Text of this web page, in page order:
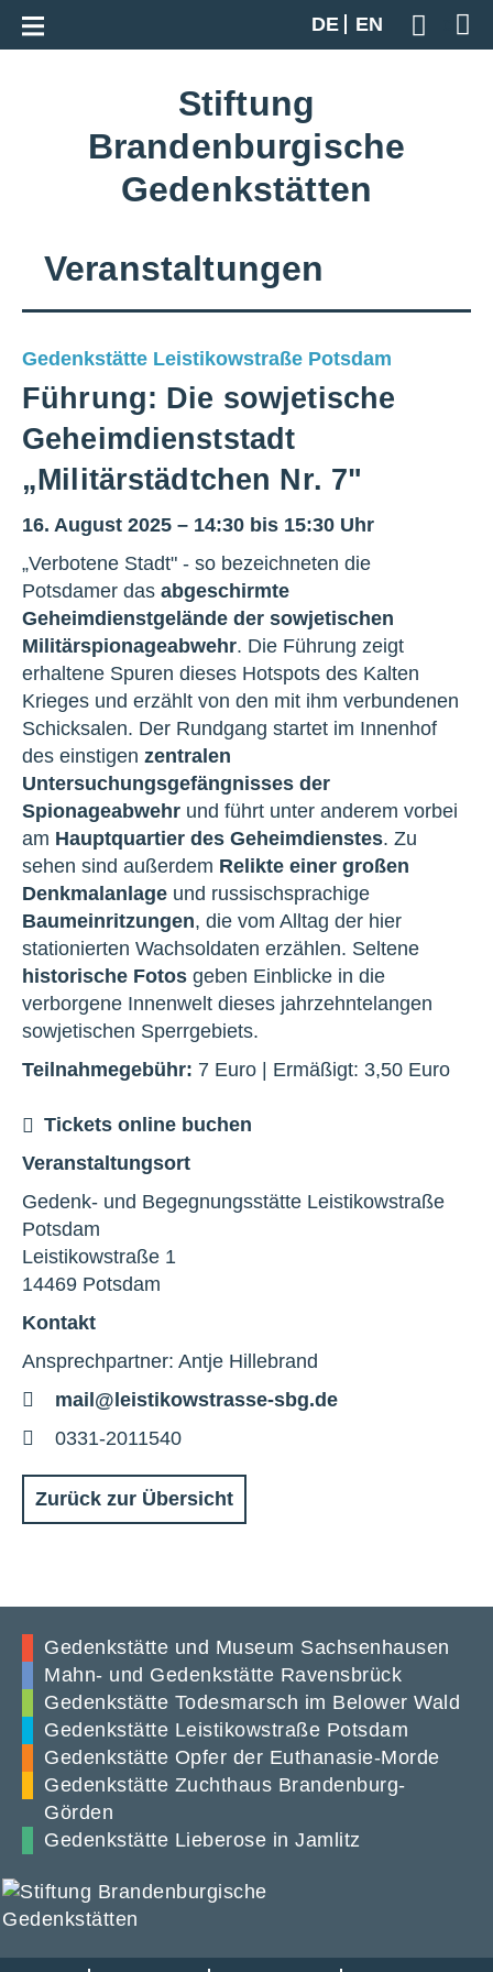
DE
EN
Geben
Zur Gesamtübersicht
Stiftung
Brandenburgische
Gedenkstätten
Veranstaltungen
Gedenkstätte Leistikowstraße Potsdam
Führung: Die sowjetische
Geheimdienststadt
„Militärstädtchen Nr. 7"
16. August 2025 – 14:30 bis 15:30 Uhr
„Verbotene Stadt" - so bezeichneten die
Potsdamer das abgeschirmte
Geheimdienstgelände der sowjetischen
Militärspionageabwehr. Die Führung zeigt
erhaltene Spuren dieses Hotspots des Kalten
Krieges und erzählt von den mit ihm verbundenen
Schicksalen. Der Rundgang startet im Innenhof
des einstigen zentralen
Untersuchungsgefängnisses der
Spionageabwehr und führt unter anderem vorbei
am Hauptquartier des Geheimdienstes. Zu
sehen sind außerdem Relikte einer großen
Denkmalanlage und russischsprachige
Baumeinritzungen, die vom Alltag der hier
stationierten Wachsoldaten erzählen. Seltene
historische Fotos geben Einblicke in die
verborgene Innenwelt dieses jahrzehntelangen
sowjetischen Sperrgebiets.
Teilnahmegebühr: 7 Euro | Ermäßigt: 3,50 Euro
Tickets online buchen
Veranstaltungsort
Gedenk- und Begegnungsstätte Leistikowstraße
Potsdam
Leistikowstraße 1
14469 Potsdam
Kontakt
Ansprechpartner: Antje Hillebrand
E-
Mail
mail@leistikowstrasse-sbg.de
Telefon
0331-2011540
Zurück zur Übersicht
Gedenkstätte und Museum Sachsenhausen
Mahn- und Gedenkstätte Ravensbrück
Gedenkstätte Todesmarsch im Belower Wald
Gedenkstätte Leistikowstraße Potsdam
Gedenkstätte Opfer der Euthanasie-Morde
Gedenkstätte Zuchthaus Brandenburg-
Görden
Gedenkstätte Lieberose in Jamlitz